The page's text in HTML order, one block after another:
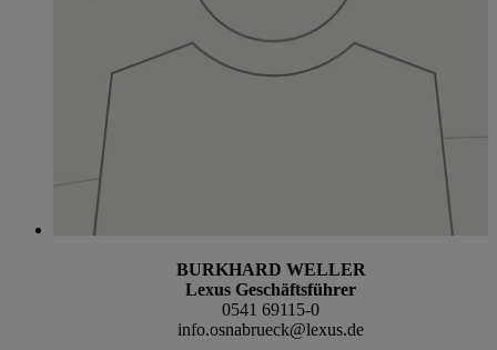
BURKHARD WELLER
Lexus Geschäftsführer
0541 69115-0
info.osnabrueck@lexus.de